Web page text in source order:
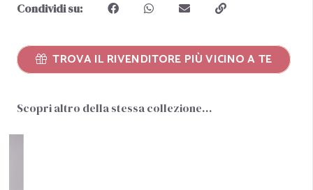
Condividi su:
TROVA IL RIVENDITORE PIÙ VICINO A TE
Scopri altro della stessa collezione…